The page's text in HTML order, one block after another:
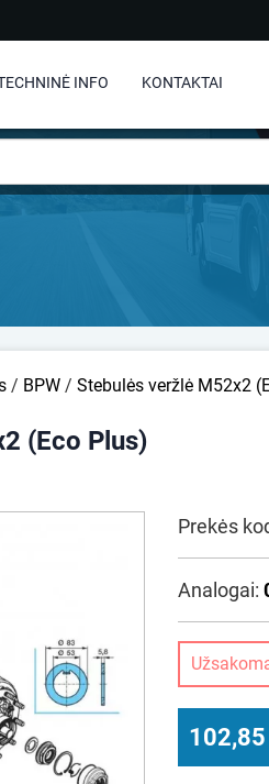
INFO KONTAKTAI
/ BPW / Stebulės veržlė M52x2
(Eco Plus)
Prekės
Analogai:
102,85